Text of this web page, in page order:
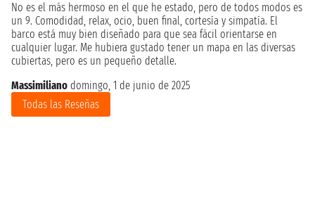
No es el más hermoso en el que he estado, pero de todos modos es
un 9. Comodidad, relax, ocio, buen final, cortesía y simpatía. El
barco está muy bien diseñado para que sea fácil orientarse en
cualquier lugar. Me hubiera gustado tener un mapa en las diversas
cubiertas, pero es un pequeño detalle.
Massimiliano domingo, 1 de junio de 2025
Todas las Reseñas